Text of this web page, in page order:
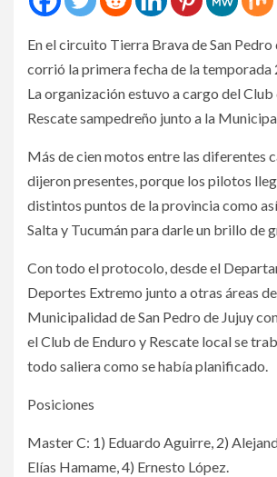
En el circuito Tierra Brava de San Pedro
corrió la primera fecha de la temporada
La organización estuvo a cargo del Club
Rescate sampedreño junto a la
Más de cien motos entre las diferentes
dijeron presentes, porque los pilotos
distintos puntos de la provincia como
Salta y Tucumán para darle un brillo de
Con todo el protocolo, desde el
Deportes Extremo junto a otras áreas
Municipalidad de San Pedro de Jujuy
el Club de Enduro y Rescate local se
todo saliera como se había planificado.
Posiciones
Master C: 1) Eduardo Aguirre, 2)
Elías Hamame, 4) Ernesto López.